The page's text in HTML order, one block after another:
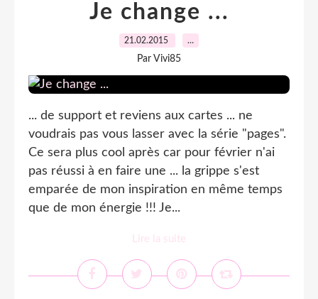
Je change ...
21.02.2015 …
Par Vivi85
... de support et reviens aux cartes ... ne
voudrais pas vous lasser avec la série "pages".
Ce sera plus cool après car pour février n'ai
pas réussi à en faire une ... la grippe s'est
emparée de mon inspiration en même temps
que de mon énergie !!! Je...
Lire la suite